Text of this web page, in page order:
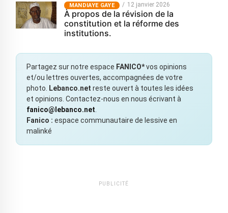
MANDIAYE GAYE 12 janvier 2026
À propos de la révision de la
constitution et la réforme des
institutions.
Partagez sur notre espace FANICO*vos opinions
et/ou lettres ouvertes, accompagnées de votre
photo.
Lebanco.net reste ouvert à toutes les idées
et opinions. Contactez-nous en nous écrivant à
fanico@lebanco.net
Fanico : espace communautaire de lessive en
malinké
PUBLICITÉ